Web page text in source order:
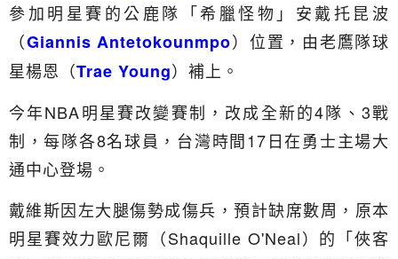
參加明星賽的公鹿隊「希臘怪物」安戴托昆波
（Giannis Antetokounmpo）位置，由老鷹隊球
星楊恩（Trae Young）補上。
今年NBA明星賽改變賽制，改成全新的4隊、3戰
制，每隊各8名球員，台灣時間17日在勇士主場大
通中心登場。
戴維斯因左大腿傷勢成傷兵，預計缺席數周，原本
明星賽效力歐尼爾（Shaquille O'Neal）的「俠客